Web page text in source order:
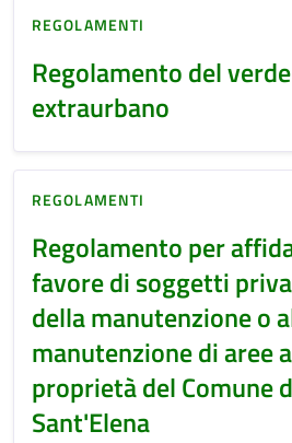
REGOLAMENTI
Regolamento del
extraurbano
REGOLAMENTI
Regolamento per
favore di soggetti
della manutenzione o
manutenzione di aree
proprietà del Comune
Sant'Elena